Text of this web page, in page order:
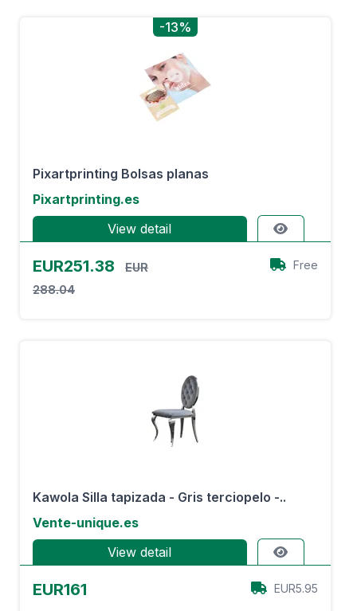
-13%
Pixartprinting Bolsas planas
Pixartprinting.es
View detail
EUR251.38
EUR
288.04
Free
Kawola Silla tapizada - Gris terciopelo -..
Vente-unique.es
View detail
EUR161 EUR5.95